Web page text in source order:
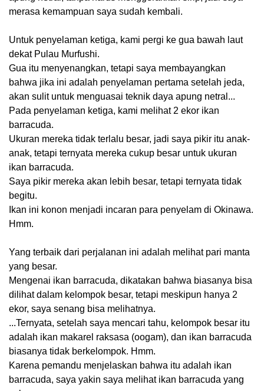
merasa kemampuan saya sudah kembali.
Untuk penyelaman ketiga, kami pergi ke gua bawah laut
dekat Pulau Murfushi.
Gua itu menyenangkan, tetapi saya membayangkan
bahwa jika ini adalah penyelaman pertama setelah jeda,
akan sulit untuk menguasai teknik daya apung netral...
Pada penyelaman ketiga, kami melihat 2 ekor ikan
barracuda.
Ukuran mereka tidak terlalu besar, jadi saya pikir itu anak-
anak, tetapi ternyata mereka cukup besar untuk ukuran
ikan barracuda.
Saya pikir mereka akan lebih besar, tetapi ternyata tidak
begitu.
Ikan ini konon menjadi incaran para penyelam di Okinawa.
Hmm.
Yang terbaik dari perjalanan ini adalah melihat pari manta
yang besar.
Mengenai ikan barracuda, dikatakan bahwa biasanya bisa
dilihat dalam kelompok besar, tetapi meskipun hanya 2
ekor, saya senang bisa melihatnya.
...Ternyata, setelah saya mencari tahu, kelompok besar itu
adalah ikan makarel raksasa (oogam), dan ikan barracuda
biasanya tidak berkelompok. Hmm.
Karena pemandu menjelaskan bahwa itu adalah ikan
barracuda, saya yakin saya melihat ikan barracuda yang